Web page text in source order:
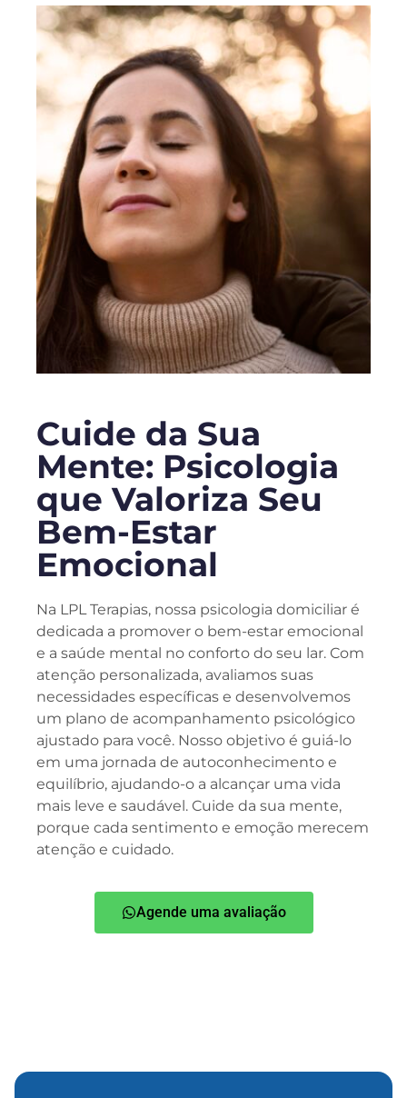
Cuide da Sua
Mente: Psicologia
que Valoriza Seu
Bem-Estar
Emocional
Na LPL Terapias, nossa psicologia domiciliar é
dedicada a promover o bem-estar emocional
e a saúde mental no conforto do seu lar. Com
atenção personalizada, avaliamos suas
necessidades específicas e desenvolvemos
um plano de acompanhamento psicológico
ajustado para você. Nosso objetivo é guiá-lo
em uma jornada de autoconhecimento e
equilíbrio, ajudando-o a alcançar uma vida
mais leve e saudável. Cuide da sua mente,
porque cada sentimento e emoção merecem
atenção e cuidado.
Agende uma avaliação